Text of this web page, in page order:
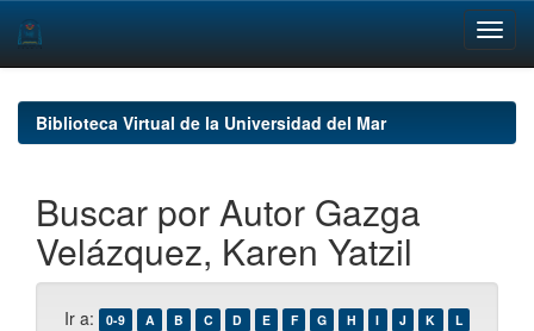
navigationBiblioteca Virtual de la Universidad del Mar
Buscar por Autor Gazga
Velázquez, Karen Yatzil
Ir a: 0-9 A B C D E F G H I J K
L